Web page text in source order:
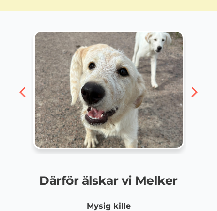
Därför älskar vi Melker
Mysig kille